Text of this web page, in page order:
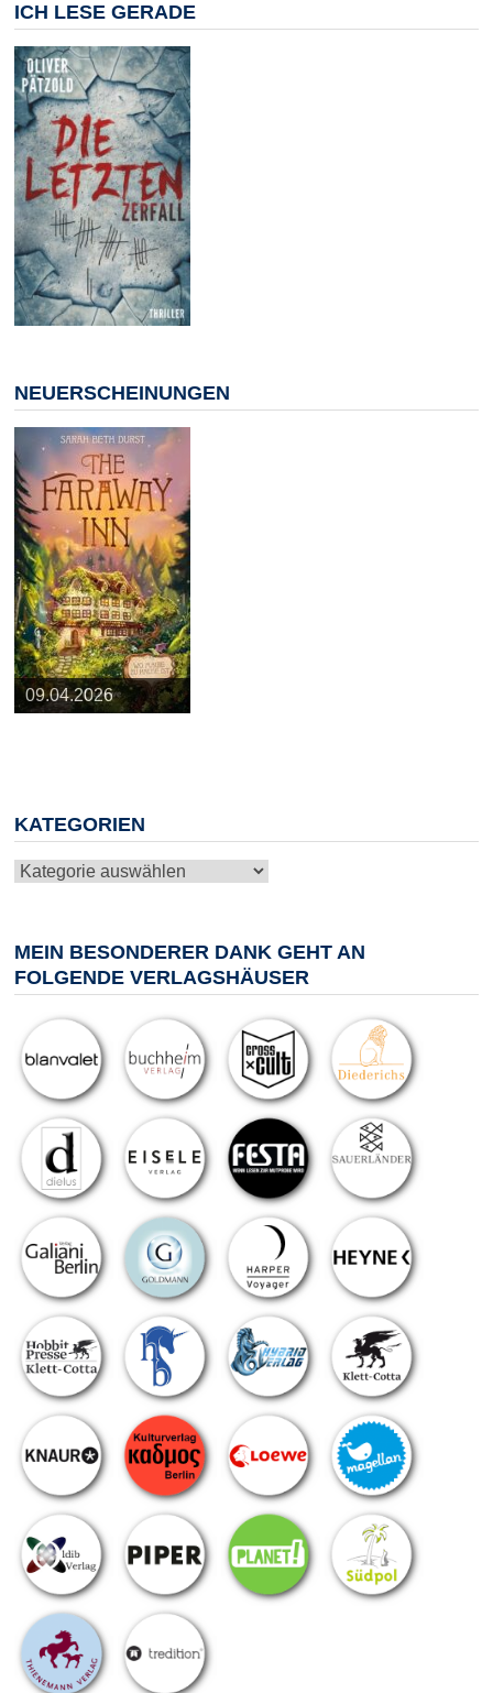
ICH LESE GERADE
NEUERSCHEINUNGEN
25.03.2026
09.04.2026
20.05.2026
10.06.2026
13.08.2026
KATEGORIEN
Kategorien
MEIN BESONDERER DANK GEHT AN
FOLGENDE VERLAGSHÄUSER